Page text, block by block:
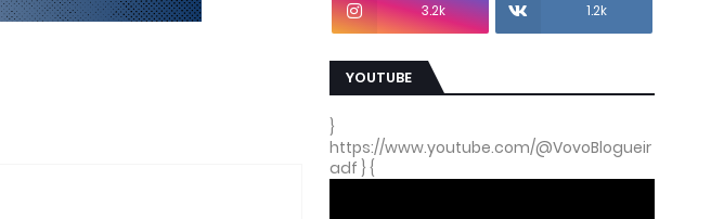
3.2k 1.2k
YOUTUBE
}
https://www.youtube.com/@VovoBlogueir
adf } {